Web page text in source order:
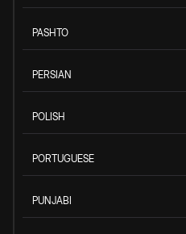
PASHTO
PERSIAN
POLISH
PORTUGUESE
PUNJABI